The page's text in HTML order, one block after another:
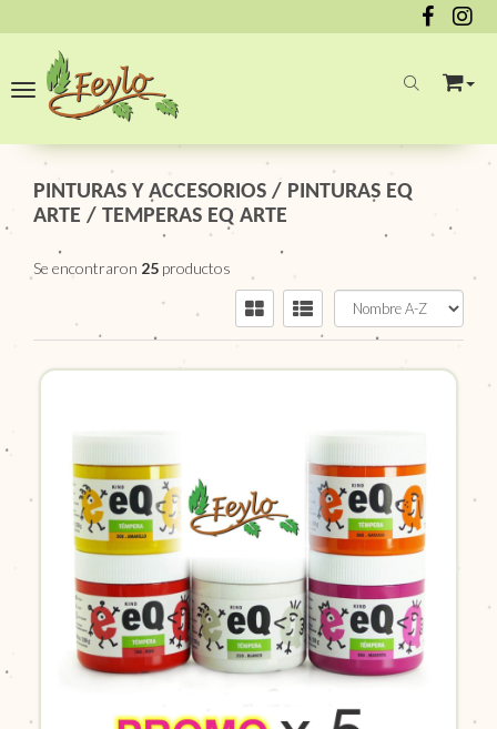
Toggle navigation
PINTURAS Y ACCESORIOS / PINTURAS EQ
ARTE / TEMPERAS EQ ARTE
Se encontraron 25 productos